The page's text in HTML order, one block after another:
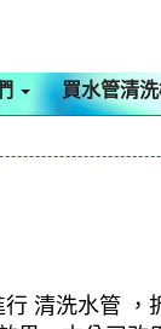
買水管清
清洗水管